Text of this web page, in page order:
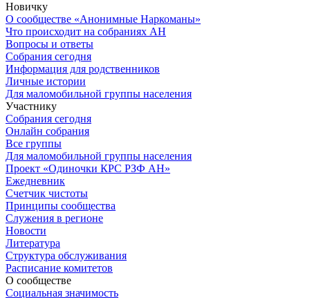
Новичку
О сообществе «Анонимные Наркоманы»
Что происходит на собраниях АН
Вопросы и ответы
Собрания сегодня
Информация для родственников
Личные истории
Для маломобильной группы населения
Участнику
Собрания сегодня
Онлайн собрания
Все группы
Для маломобильной группы населения
Проект «Одиночки КРС РЗФ АН»
Ежедневник
Счетчик чистоты
Принципы сообщества
Служения в регионе
Новости
Литература
Структура обслуживания
Расписание комитетов
О сообществе
Социальная значимость